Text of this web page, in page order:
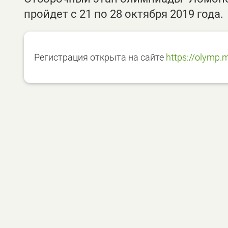
пройдет с 21 по 28 октября 2019 года.
Регистрация открыта на сайте https://